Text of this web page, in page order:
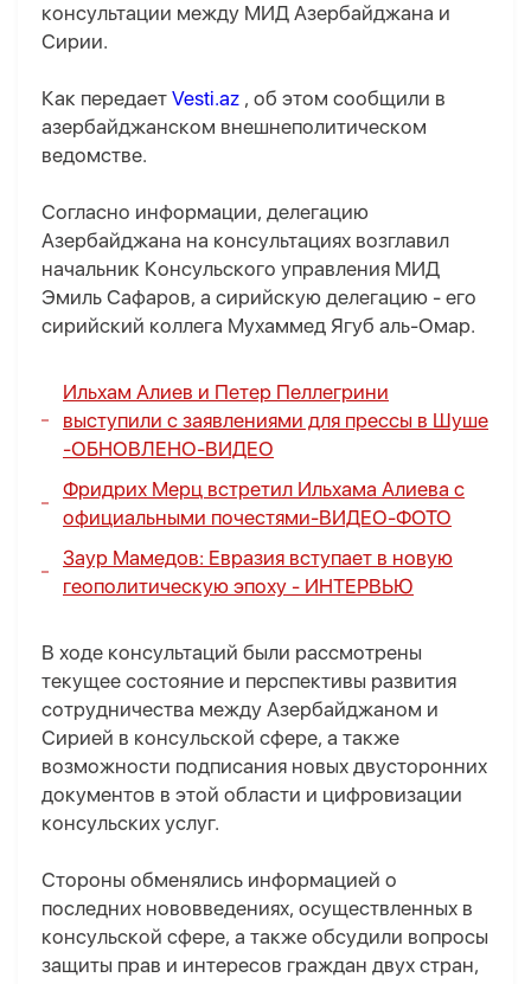
консультации между МИД Азербайджана и
Сирии.
Как передает Vesti.az , об этом сообщили в
азербайджанском внешнеполитическом
ведомстве.
Согласно информации, делегацию
Азербайджана на консультациях возглавил
начальник Консульского управления МИД
Эмиль Сафаров, а сирийскую делегацию - его
сирийский коллега Мухаммед Ягуб аль-Омар.
Ильхам Алиев и Петер Пеллегрини
выступили с заявлениями для прессы в Шуше
-ОБНОВЛЕНО-ВИДЕО
Фридрих Мерц встретил Ильхама Алиева с
официальными почестями-ВИДЕО-ФОТО
Заур Мамедов: Евразия вступает в новую
геополитическую эпоху - ИНТЕРВЬЮ
В ходе консультаций были рассмотрены
текущее состояние и перспективы развития
сотрудничества между Азербайджаном и
Сирией в консульской сфере, а также
возможности подписания новых двусторонних
документов в этой области и цифровизации
консульских услуг.
Стороны обменялись информацией о
последних нововведениях, осуществленных в
консульской сфере, а также обсудили вопросы
защиты прав и интересов граждан двух стран,